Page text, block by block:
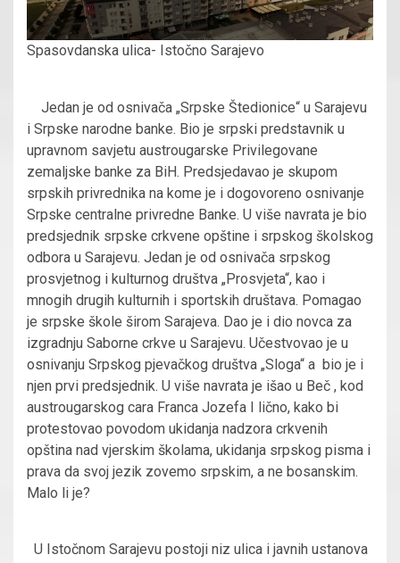
Spasovdanska ulica- Istočno Sarajevo
Jedan je od osnivača „Srpske Štedionice“ u Sarajevu
i Srpske narodne banke. Bio je srpski predstavnik u
upravnom savjetu austrougarske Privilegovane
zemaljske banke za BiH. Predsjedavao je skupom
srpskih privrednika na kome je i dogovoreno osnivanje
Srpske centralne privredne Banke. U više navrata je bio
predsjednik srpske crkvene opštine i srpskog školskog
odbora u Sarajevu. Jedan je od osnivača srpskog
prosvjetnog i kulturnog društva „Prosvjeta“, kao i
mnogih drugih kulturnih i sportskih društava. Pomagao
je srpske škole širom Sarajeva. Dao je i dio novca za
izgradnju Saborne crkve u Sarajevu. Učestvovao je u
osnivanju Srpskog pjevačkog društva „Sloga“ a bio je i
njen prvi predsjednik. U više navrata je išao u Beč , kod
austrougarskog cara Franca Jozefa I lično, kako bi
protestovao povodom ukidanja nadzora crkvenih
opština nad vjerskim školama, ukidanja srpskog pisma i
prava da svoj jezik zovemo srpskim, a ne bosanskim.
Malo li je?
U Istočnom Sarajevu postoji niz ulica i javnih ustanova